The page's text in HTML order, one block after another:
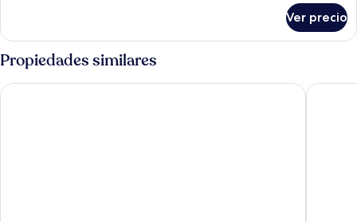
romántico
Ver precio
Propiedades similares
Riad El Palacio & Spa Chefchaouen Dar MD